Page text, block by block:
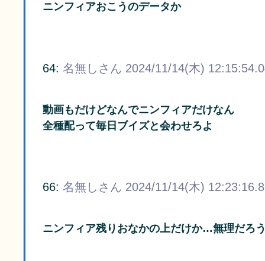
ニンフィアおこうのデータか
64: 名無しさん 2024/11/14(木)
動画もだけどなんでニンフィアだけなん
全種配って毎日ブイズと会わせろよ
66: 名無しさん 2024/11/14(木)
ニンフィア残りおなかの上だけか…無理だろ